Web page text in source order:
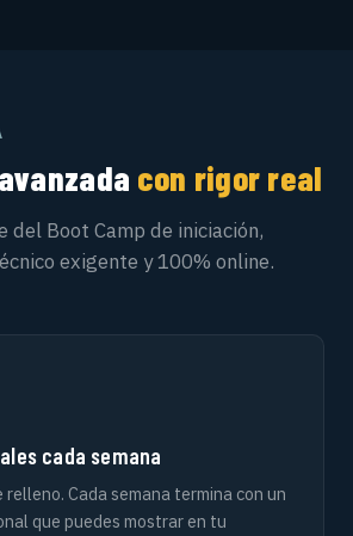
con rigor real
del Boot Camp de iniciación,
exigente y 100% online.
cada semana
relleno. Cada semana termina con un
que puedes mostrar en tu